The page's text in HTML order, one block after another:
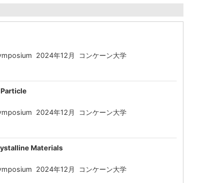
2024年12月 コンケーン大学
2024年12月 コンケーン大学
Materials
2024年12月 コンケーン大学